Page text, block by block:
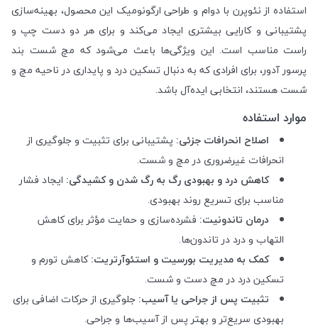
استفاده از نئوپرن با دوام و طراحی ارگونومیک این محصول، بهینه‌سازی
پشتیبانی و کارایی بیشتری ایجاد می‌کند و برای هر دو دست چپ و
راست مناسب است. این ویژگی‌ها باعث می‌شود که مچ شست بند
پرسور آدور، برای افرادی که به دنبال تسکین درد و پایداری در ناحیه مچ و
شست هستند، انتخابی ایده‌آل باشد.
موارد استفاده
اصلاح انحرافات جزئی: پشتیبانی برای تثبیت و جلوگیری از
انحرافات غیرضروری در مچ و شست.
کاهش درد و بهبودی رگ به رگ شدن و کشیدگی: ایجاد فشار
مناسب برای تسریع روند بهبودی.
درمان تاندونیت: فشرده‌سازی و حمایت مؤثر برای کاهش
التهاب و درد در تاندون‌ها.
کمک به مدیریت بورسیت و استئوآرتریت:کاهش تورم و
تسکین درد در مچ دست و شست.
تثبیت پس از جراحی یا آسیب: جلوگیری از حرکات اضافی برای
بهبودی سریع‌تر و بهتر پس از آسیب‌ها و جراحی.